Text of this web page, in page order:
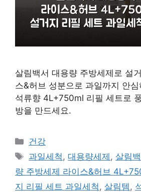
살림백서 대용량 주방세제로 설
스&허브 성분으로 과일까지 안
석류향 4L+750ml 리필 세트로
방을 만드세요.
카
테
고
리
건강
태
그
과일세척 ,대용량세제 ,살림
량 주방세제 라이스&허브
지 리필 세트 과일세척 , 살림템 ,